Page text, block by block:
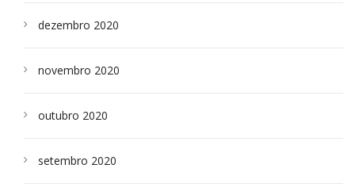
dezembro 2020
novembro 2020
outubro 2020
setembro 2020